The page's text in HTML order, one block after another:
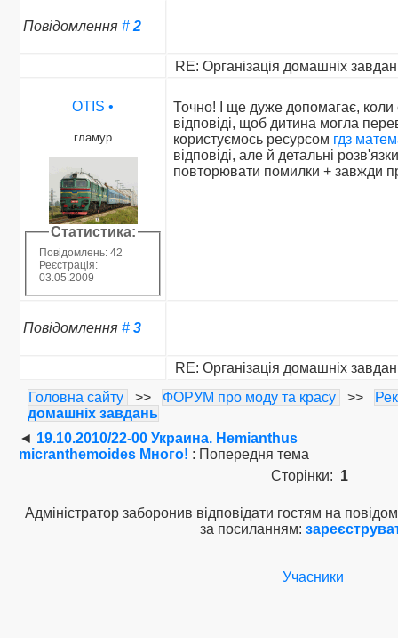
Повідомлення#2
RE: Організація домашніх
OTIS •
гламур
Статистика:
Повідомлень: 42
Реєстрація:
03.05.2009
Точно! І ще дуже допомагає, коли
відповіді, щоб дитина могла
користуємось ресурсом гдз
відповіді, але й детальні
повторювати помилки + завжди
Повідомлення#3
RE: Організація домашніх
Головна сайту
>> ФОРУМ про моду та красу >>
домашніх завдань
◄ 19.10.2010/22-00 Украина. Hemianthus
micranthemoides Много! : Попередня тема
Сторінки: 1
Адміністратор заборонив відповідати гостям на
за посиланням:
Учасники